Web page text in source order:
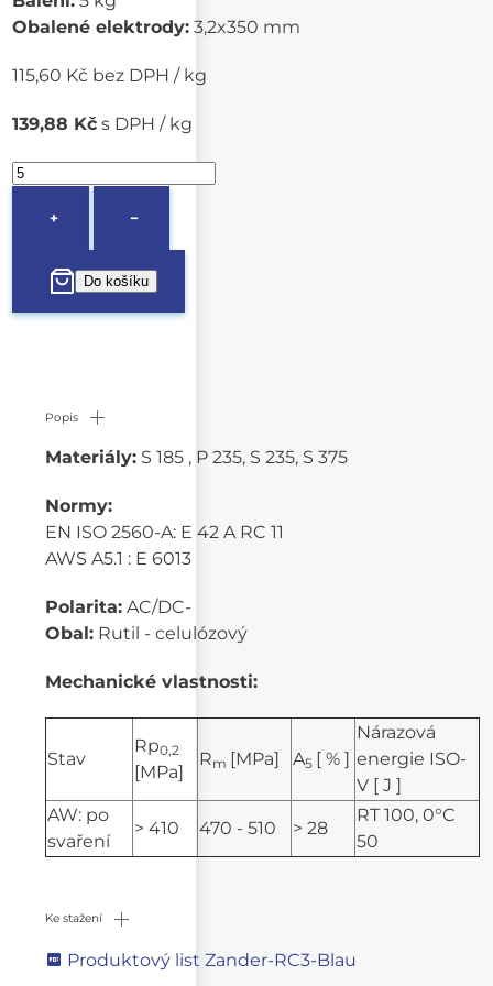
Obalené elektrody: 3,2x350 mm
115,60 Kč bez DPH / kg
139,88 Kč s DPH / kg
+ −
Popis
Materiály: S 185 , P 235, S 235, S 375
Normy:
EN ISO 2560-A: E 42 A RC 11
AWS A5.1 : E 6013
Polarita: AC/DC-
Obal: Rutil - celulózový
Mechanické vlastnosti:
Stav
Rp0,2
[MPa]
Rm [MPa] A5 [ % ]
Nárazová
energie ISO-
V [ J ]
AW: po
svaření
> 410 470 - 510 > 28
RT 100, 0°C
50
Ke stažení
Produktový list Zander-RC3-Blau